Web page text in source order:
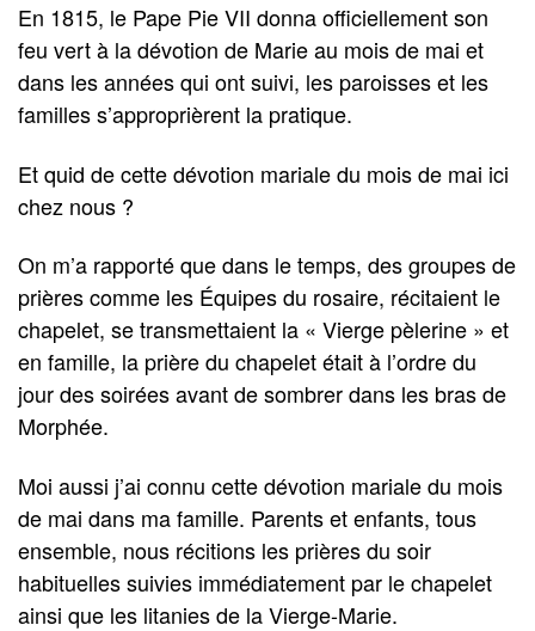
En 1815, le Pape Pie VII donna officiellement son
feu vert à la dévotion de Marie au mois de mai et
dans les années qui ont suivi, les paroisses et les
familles s’approprièrent la pratique.
Et quid de cette dévotion mariale du mois de mai ici
chez nous ?
On m’a rapporté que dans le temps, des groupes de
prières comme les Équipes du rosaire, récitaient le
chapelet, se transmettaient la « Vierge pèlerine » et
en famille, la prière du chapelet était à l’ordre du
jour des soirées avant de sombrer dans les bras de
Morphée.
Moi aussi j’ai connu cette dévotion mariale du mois
de mai dans ma famille. Parents et enfants, tous
ensemble, nous récitions les prières du soir
habituelles suivies immédiatement par le chapelet
ainsi que les litanies de la Vierge-Marie.